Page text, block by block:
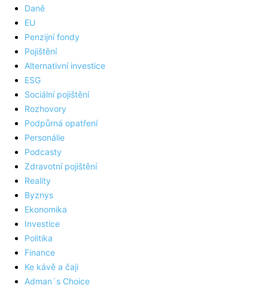
Daně
EU
Penzijní fondy
Pojištění
Alternativní investice
ESG
Sociální pojištění
Rozhovory
Podpůrná opatření
Personálie
Podcasty
Zdravotní pojištění
Reality
Byznys
Ekonomika
Investice
Politika
Finance
Ke kávě a čaji
Adman´s Choice